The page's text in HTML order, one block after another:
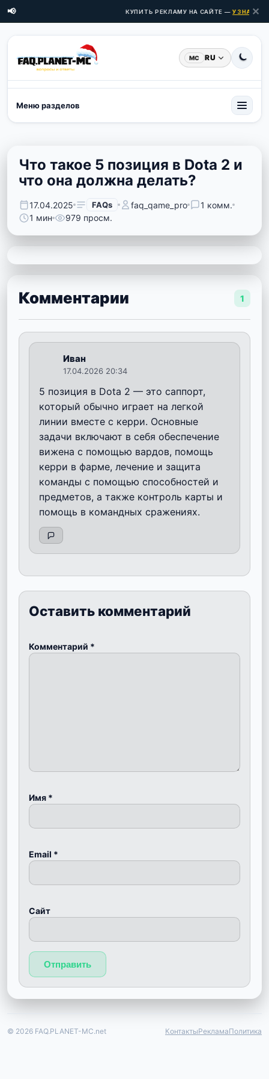
📢 КУПИТЬ РЕКЛАМУ НА САЙТЕ —УЗНАТЬ✕
MC RU
Меню разделов
Что такое 5 позиция в Dota 2 и
что она должна делать?
17.04.2025 FAQs faq_qame_pro
1 комм.
1 мин
979 просм.
Комментарии 1
Иван
17.04.2026 20:34
5 позиция в Dota 2 — это саппорт,
который обычно играет на легкой
линии вместе с керри. Основные
задачи включают в себя обеспечение
вижена с помощью вардов, помощь
керри в фарме, лечение и защита
команды с помощью способностей и
предметов, а также контроль карты и
помощь в командных сражениях.
Оставить комментарий
Комментарий *
Имя *
Email *
Сайт
© 2026 FAQ.PLANET-MC.net КонтактыРекламаПолитика